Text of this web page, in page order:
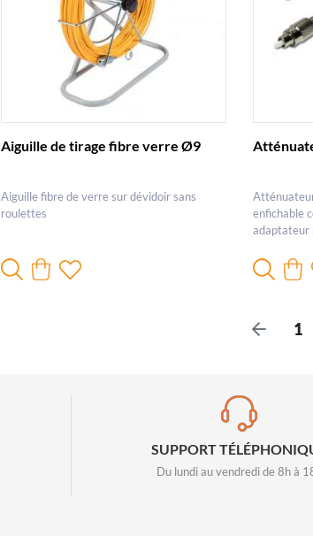
Aiguille de tirage fibre verre Ø9
Aiguille fibre de verre sur dévidoir sans
roulettes
enfichable
adaptateur
P
e
n
1
SUPPORT
Du lundi au vendredi de 8h à